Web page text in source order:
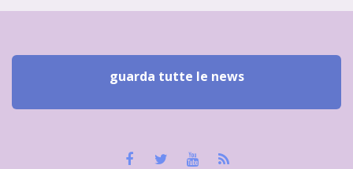
guarda tutte le news